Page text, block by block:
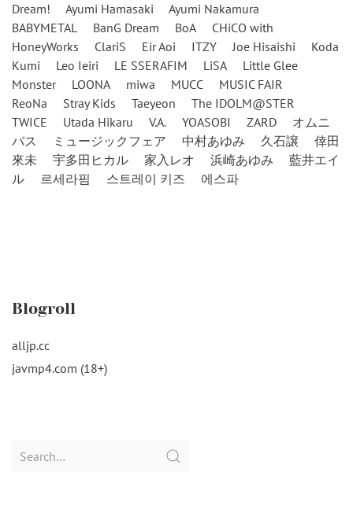
Dream!
Ayumi Hamasaki
Ayumi Nakamura
BABYMETAL
BanG Dream BoA
CHiCO with
HoneyWorks
ClariS Eir Aoi ITZY Joe Hisaishi
Koda
Kumi
Leo Ieiri LE SSERAFIM LiSA
Little Glee
Monster
LOONA miwa MUCC
MUSIC FAIR
ReoNa
Stray Kids Taeyeon
The IDOLM@STER
TWICE
Utada Hikaru V.A. YOASOBI ZARD
オムニ
バス
ミュージックフェア 中村あゆみ 久石譲
倖田
來未
宇多田ヒカル 家入レオ 浜崎あゆみ
藍井エイ
ル
르세라핌 스트레이 키즈 에스파
Blogroll
alljp.cc
javmp4.com (18+)
Search